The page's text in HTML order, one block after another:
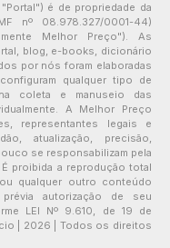
é de propriedade da
nº 08.978.327/0001-44)
Melhor Preço"). As
blog, e-books, dicionário
por nós foram elaboradas
qualquer tipo de
coleta e manuseio das
A Melhor Preço
representantes legais e
atualização, precisão,
se responsabilizam pela
proibida a reprodução total
qualquer outro conteúdo
autorização de seu
LEI Nº 9.610, de 19 de
| 2026 | Todos os direitos